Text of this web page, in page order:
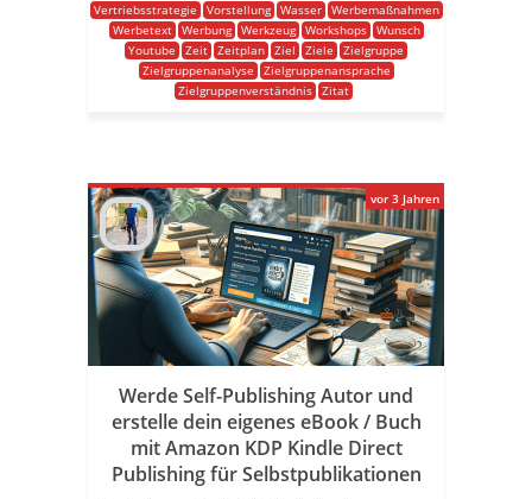
Vertriebsstrategie
Vorstellung Wasser
Werbemaßnahmen
Werbetext
Werbung Werkzeug Workshops
Wunsch
Youtube
Zeit Zeitplan Ziel Ziele
Zielgruppe
Zielgruppenanalyse
Zielgruppenansprache
Zielgruppenverständnis
Zitat
Werde Self-Publishing Autor und
erstelle dein eigenes eBook / Buch
mit Amazon KDP Kindle Direct
Publishing für Selbstpublikationen
vor 3 Jahren